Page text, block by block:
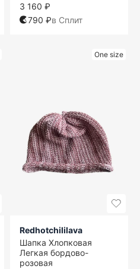
3 160 ₽
790 ₽в Сплит
One size
Redhotchililava
Шапка Хлопковая
Легкая бордово-
розовая